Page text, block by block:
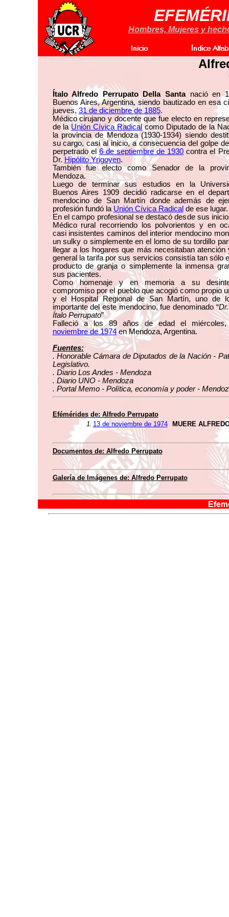
Hombres, Mujeres y
Ítalo Alfredo Perrupato Della Santanació en
Buenos Aires, Argentina, siendo bautizado en esa
jueves, 31 de diciembre de 1885.
Médico cirujano y docente que fue electo en
de laUnión Cívica Radicalcomo Diputado de la
la provincia de Mendoza (1930-1934) siendo
su cargo, casi al inicio, a consecuencia del golpe
perpetrado el6 de septiembre de 1930 contra el
Dr. Hipólito Yrigoyen.
También fue electo como Senador de la
Mendoza.
Luego de terminar sus estudios en la
Buenos Aires 1909 decidió radicarse en el
mendocino de San Martín donde además de
profesión fundó la Unión Cívica Radical de ese lugar.
En el campo profesional se destacó desde sus
Médico rural recorriendo los polvorientos y en
casi insistentes caminos del interior mendocino
un sulky o simplemente en el lomo de su tordillo
llegar a los hogares que más necesitaban atención
general la tarifa por sus servicios consistía tan sólo
producto de granja o simplemente la inmensa
sus pacientes.
Como homenaje y en memoria a su
compromiso por el pueblo que acogió como propio
y el Hospital Regional de San Martín, uno de
importante del este mendocino, fue denominado “
Ítalo Perrupato”
Falleció a los 89 años de edad el
noviembre de 1974en Mendoza, Argentina.
Fuentes:
. Honorable Cámara de Diputados de la Nación -
Legislativo.
. Diario Los Andes - Mendoza
. Diario UNO - Mendoza
. Portal Memo - Política, economía y poder -
Efémérides de: Alfredo Perrupato
1. 13 de noviembre de 1974 MUERE
Documentos de: Alfredo Perrupato
Galería de Imágenes de: Alfredo Perrupato